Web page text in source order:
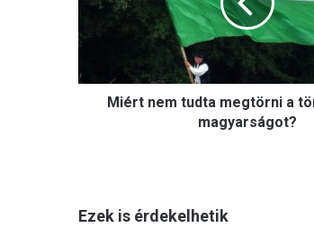
e
t
g
Miért nem tudta megtörni a
magyarságot?
Ezek is érdekelhetik